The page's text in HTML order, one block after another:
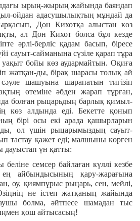
ырың-жырың жайында баяндап
ойдан адасушылықтың мұндай да
Дон Кихотқа алыстан көз
ал Дон Кихот болса бұл кезде
әрлі-берліс қадам басып, біресе
сауыт-сайманына сүзіле қарап тұра
уақыт бойы көз аудармайтын. Оқиға
жатқан-ды, бірақ шарасы толық ай
шашуына шарапатын тигізіп
өтеміне әбден жарап тұрған,
болған рыцарьдың барлық қимыл-
көз алдында еді. Бекетте қонып
бірі осы екі арада қашырларын
ол үшін рыцарымыздың сауыт-
тастау қажет еді; малшыны көрген
дауыстап үн қатты:
семсер байлаған күллі кезбе
ең айбындысының қару-жарағына
оу, қиямпұрыс рыцарь, сен, мейлі,
не істеп жатқаның жайында
болма, әйтпесе шамадан тыс
қош айтысасың!